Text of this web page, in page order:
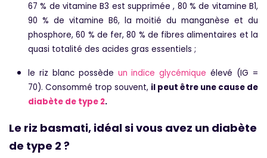
67 % de vitamine B3 est supprimée , 80 % de vitamine B1,
90 % de vitamine B6, la moitié du manganèse et du
phosphore, 60 % de fer, 80 % de fibres alimentaires et la
quasi totalité des acides gras essentiels ;
le riz blanc possède un indice glycémique élevé (IG =
70). Consommé trop souvent, il peut être une cause de
diabète de type 2.
Le riz basmati, idéal si vous avez un diabète
de type 2 ?